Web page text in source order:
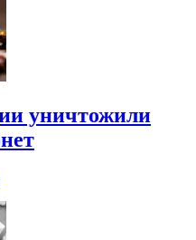
уничтожили